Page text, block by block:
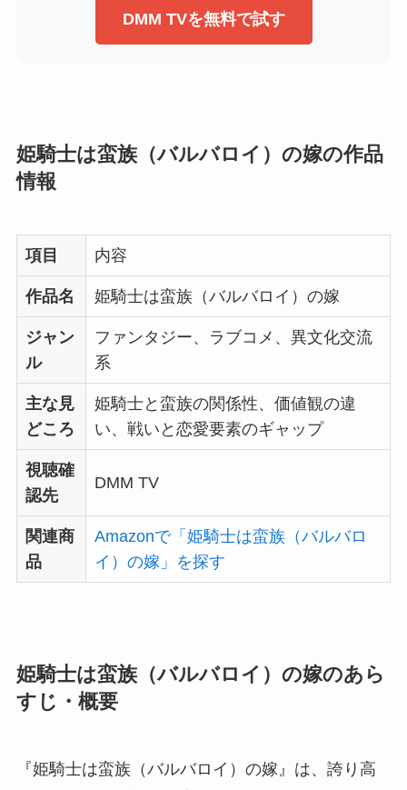
DMM TVを無料で試す
姫騎士は蛮族（バルバロイ）の嫁の作品
情報
項目 内容
作品名 姫騎士は蛮族（バルバロイ）の嫁
ジャン
ル
ファンタジー、ラブコメ、異文化交流
系
主な見
どころ
姫騎士と蛮族の関係性、価値観の違
い、戦いと恋愛要素のギャップ
視聴確
認先
DMM TV
関連商
品
Amazonで「姫騎士は蛮族（バルバロ
イ）の嫁」を探す
姫騎士は蛮族（バルバロイ）の嫁のあら
すじ・概要
『姫騎士は蛮族（バルバロイ）の嫁』は、誇り高